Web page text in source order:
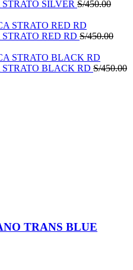
SILVER S/450.00
RED RD S/450.00
BLACK RD S/450.00
TRANS BLUE